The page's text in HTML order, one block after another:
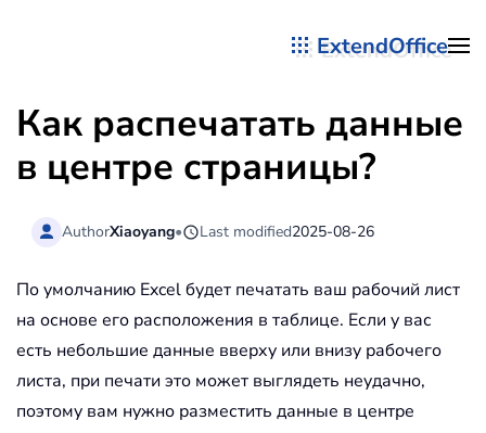
ExtendOffice
Как распечатать данные
в центре страницы?
AuthorXiaoyang• Last modified2025-08-26
По умолчанию Excel будет печатать ваш рабочий лист
на основе его расположения в таблице. Если у вас
есть небольшие данные вверху или внизу рабочего
листа, при печати это может выглядеть неудачно,
поэтому вам нужно разместить данные в центре